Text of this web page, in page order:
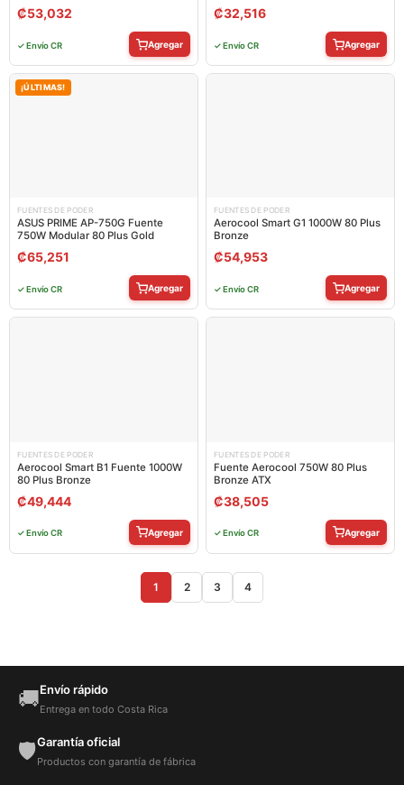
₡53,032
✓ Envío CR Agregar
₡32,516
✓ Envío CR Agregar
¡ÚLTIMAS!
FUENTES DE PODER
ASUS PRIME AP-750G Fuente
750W Modular 80 Plus Gold
₡65,251
✓ Envío CR Agregar
FUENTES DE PODER
Aerocool Smart G1 1000W 80 Plus
Bronze
₡54,953
✓ Envío CR Agregar
FUENTES DE PODER
Aerocool Smart B1 Fuente 1000W
80 Plus Bronze
₡49,444
✓ Envío CR Agregar
FUENTES DE PODER
Fuente Aerocool 750W 80 Plus
Bronze ATX
₡38,505
✓ Envío CR Agregar
1 2 3 4
🚚Envío rápido
Entrega en todo Costa Rica
🛡️Garantía oficial
Productos con garantía de fábrica